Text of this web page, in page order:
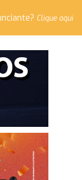
Clique aqui